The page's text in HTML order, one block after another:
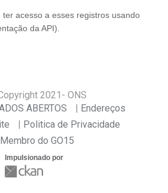
ter acesso a esses registros usando
da API ).
2021 - ONS
ABERTOS
Endereços
Politica de Privacidade
Membro do GO15
Impulsionado por